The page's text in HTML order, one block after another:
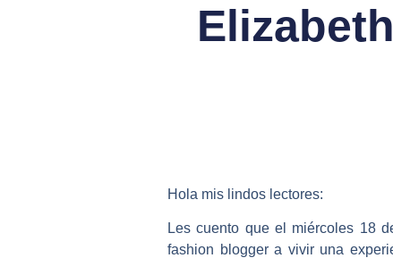
Hola mis lindos lectores:
Les cuento que el miércoles 18
fashion blogger a vivir una